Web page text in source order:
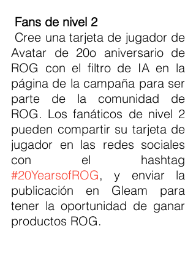
Fans de nivel 2
Avatar de 20o aniversario de
ROG con el filtro de IA en la
página de la campaña para ser
parte de la comunidad de
ROG. Los fanáticos de nivel 2
pueden compartir su tarjeta de
jugador en las redes sociales
#20YearsofROG, y enviar la
publicación en Gleam para
tener la oportunidad de ganar
productos ROG.